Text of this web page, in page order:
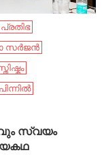
സർജൻ
സ്വയം